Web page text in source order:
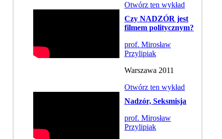
Otwórz ten wykład
Czy NADZÓR jest
filmem politycznym?
prof. Mirosław
Przylipiak
Warszawa 2011
Otwórz ten wykład
Nadzór, Seksmisja
prof. Mirosław
Przylipiak